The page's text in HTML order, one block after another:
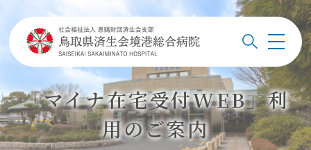
メ
ュ
ー
「マイナ在宅受付WEB」利
用のご案内